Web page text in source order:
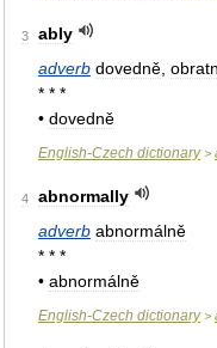
3
ably
adverb dovedně
* * *
• dovedně
English-Czech dictionary>
4
abnormally
adverb abnormálně
* * *
• abnormálně
English-Czech dictionary>